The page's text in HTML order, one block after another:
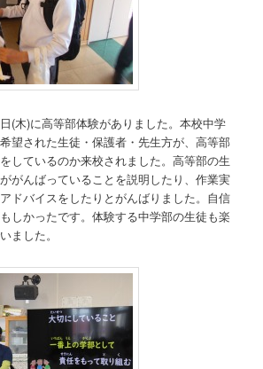
(木)に高等部体験がありました。本校中学
望された生徒・保護者・先生方が、高等部
しているのか来校されました。高等部の生
がんばっていることを説明したり、作業実
ドバイスをしたりとがんばりました。自信
しかったです。体験する中学部の生徒も楽
ました。